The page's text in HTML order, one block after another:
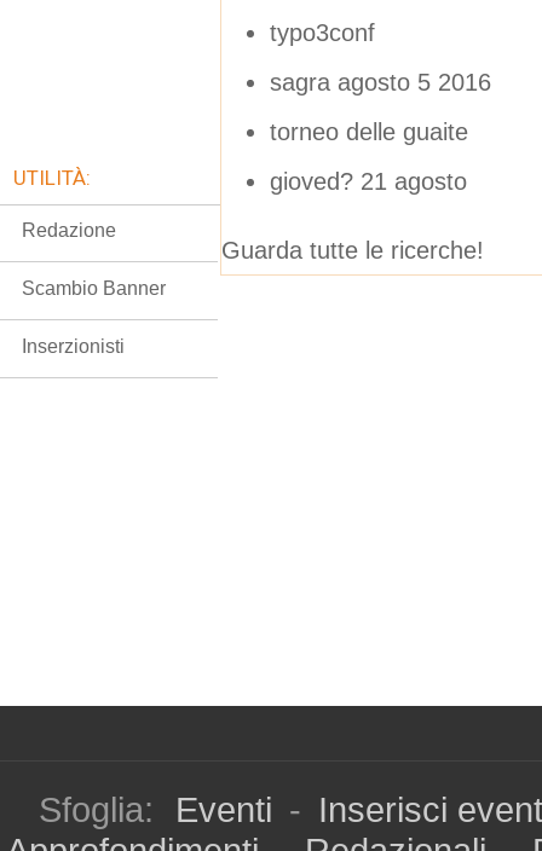
typo3conf
sagra agosto 5 2016
torneo delle guaite
gioved? 21 agosto
Guarda tutte le ricerche!
UTILITÀ:
Redazione
Scambio Banner
Inserzionisti
Sfoglia: Eventi - Inserisci